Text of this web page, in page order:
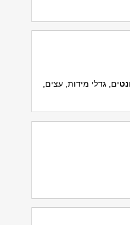
ים, גדלי מידות, עצים,